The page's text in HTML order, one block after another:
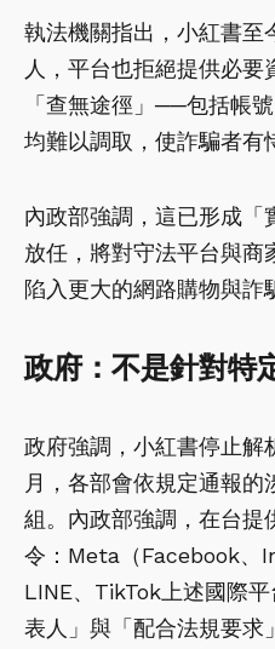
執法機關指出，小紅書至
人，平台也拒絕提供必
「查無途徑」──包括帳
均難以調取，使詐騙者有
內政部強調，這已形成「
放任，將對守法平台與商
陷入更大的網路購物與詐
政府：不是針對特
政府強調，小紅書停止解
月，各部會依規定通報
組。內政部強調，在台提
令：Meta（Facebook、
LINE、TikTok上述國際
表人」與「配合法規要求